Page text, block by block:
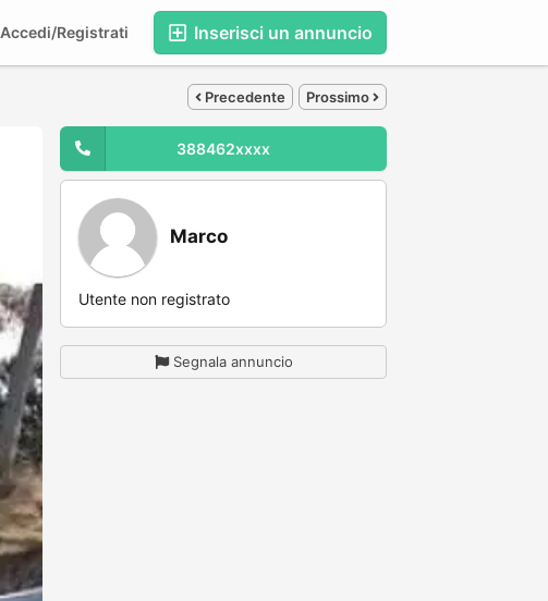
Inserisci un annuncio
Accedi/Registrati
Precedente Prossimo
388462xxxx
Marco
Utente non registrato
Segnala annuncio